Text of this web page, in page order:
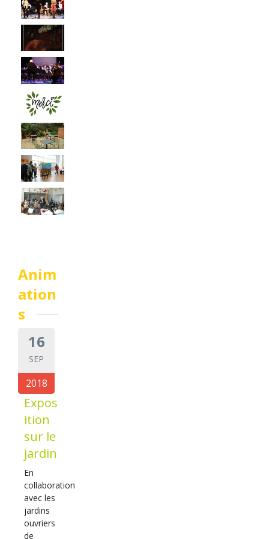
Anim
ation
s
16
SEP
2018
Expos
ition
sur le
jardin
En
collaboration
avec les
jardins
ouvriers
de